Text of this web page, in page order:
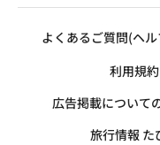
よくあるご質問(ヘル
利用規約
広告掲載について
旅行情報 た